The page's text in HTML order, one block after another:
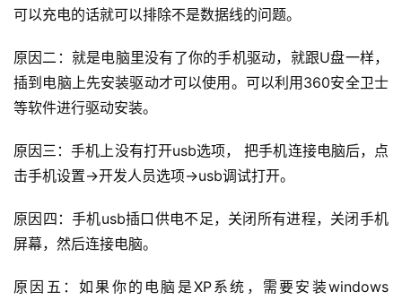
可以充电的话就可以排除不是数据线的问题。
原因二：就是电脑里没有了你的手机驱动，就跟U盘一样，
插到电脑上先安装驱动才可以使用。可以利用360安全卫士
等软件进行驱动安装。
原因三：手机上没有打开usb选项， 把手机连接电脑后，点
击手机设置→开发人员选项→usb调试打开。
原因四：手机usb插口供电不足，关闭所有进程，关闭手机
屏幕，然后连接电脑。
原因五：如果你的电脑是XP系统，需要安装windows